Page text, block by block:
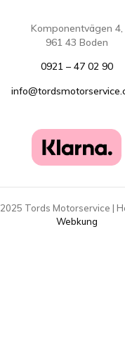
Komponentvägen 4,
961 43 Boden
0921 – 47 02 90
2025 Tords Motorservice |
Webkung